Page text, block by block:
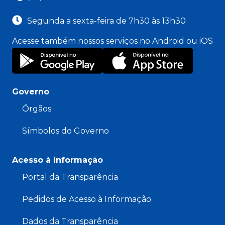
Segunda a sexta-feira de 7h30 às 13h30
Acesse também nossos serviços no Android ou iOS
Governo
Órgãos
Símbolos do Governo
Acesso à Informação
Portal da Transparência
Pedidos de Acesso à Informação
Dados da Transparência